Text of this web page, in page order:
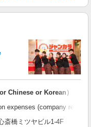
Chinese or Korean）
expenses (company
斎橋ミツヤビル1-4F